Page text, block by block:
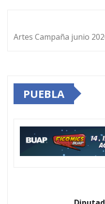
Artes Campaña junio
PUEBLA